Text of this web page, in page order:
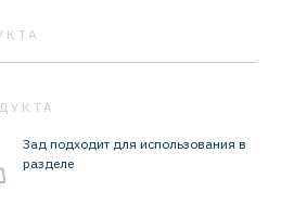
Зад подходит для использования в
разделе